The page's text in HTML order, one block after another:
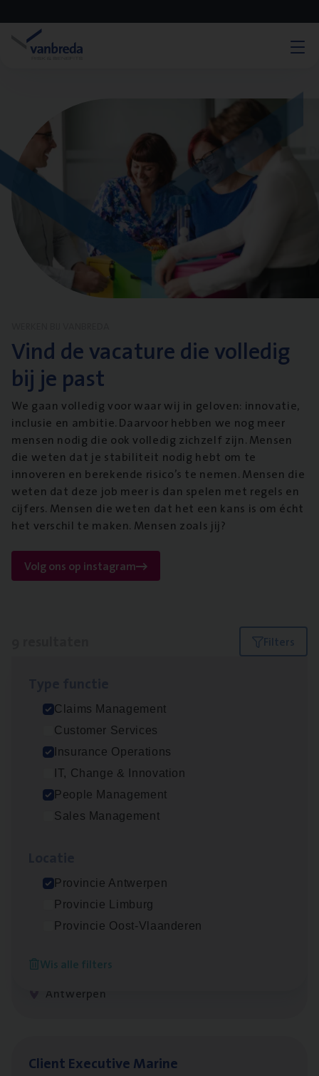
Vind de vacature die volledig
bij je past
We gaan volledig voor waar wij in geloven: innovatie,
inclusie en ambitie. Daarvoor hebben we nog meer
mensen nodig die ook volledig zichzelf zijn. Mensen
die weten dat je stabiliteit nodig hebt om te
innoveren en berekende risico’s te nemen. Mensen die
weten dat deze job meer is dan spelen met regels en
cijfers. Mensen die weten dat het een kans is om écht
het verschil te maken. Mensen zoals jij?
Volg ons op instagram
Filters
Claims Management
Customer Services
Insurance Operations
IT, Change & Innovation
People Management
Sales Management
Provincie Antwerpen
Provincie Limburg
Provincie Oost-Vlaanderen
Wis alle filters
Advisor/​Configuratie ana­lyst Part­ner in
Benefits
Insurance Operations
Beveren
Antwerpen
Claims Management
Antwerpen
Client Exe­cu­ti­ve Marine